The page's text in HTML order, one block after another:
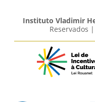
Instituto Vladimir
Reservados |